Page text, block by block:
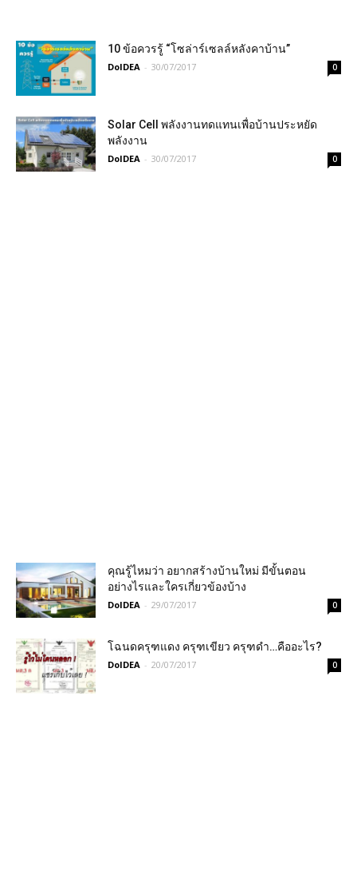
10 ข้อควรรู้ “โซล่าร์เซลล์หลังคาบ้าน”
DoIDEA - 30/07/2017 0
Solar Cell พลังงานทดแทนเพื่อบ้านประหยัด
พลังงาน
DoIDEA - 30/07/2017 0
คุณรู้ไหมว่า อยากสร้างบ้านใหม่ มีขั้นตอน
อย่างไรและใครเกี่ยวข้องบ้าง
DoIDEA - 29/07/2017 0
โฉนดครุฑแดง ครุฑเขียว ครุฑดำ…คืออะไร?
DoIDEA - 20/07/2017 0